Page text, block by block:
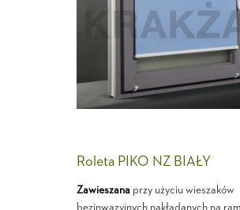
Roleta PIKO NZ BIAŁY
Zawieszanaprzy użyciu wieszaków
bezinwazyjnych nakładanych na